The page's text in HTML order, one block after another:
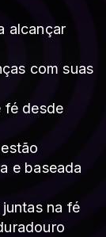
alcançar
com suas
fé desde
e baseada
na fé